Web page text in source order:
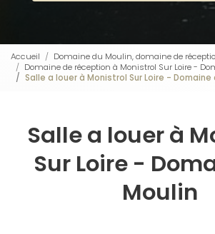
Accueil
Domaine du Moulin, domaine de
Domaine de réception à Monistrol Sur Loire -
Salle a louer à Monistrol Sur Loire - Domaine
Salle a louer à
Sur Loire -
Moulin